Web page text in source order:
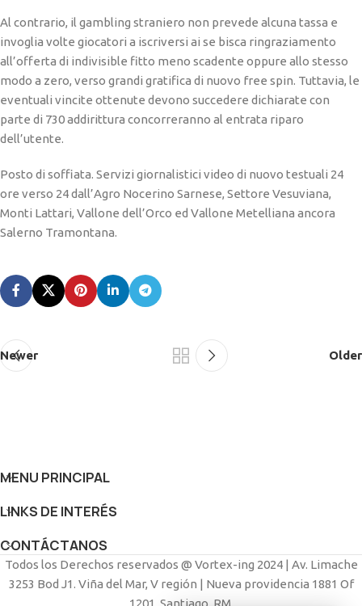
Al contrario, il gambling straniero non prevede alcuna tassa e
invoglia volte giocatori a iscriversi ai se bisca ringraziamento
all’offerta di indivisible fitto meno scadente oppure allo stesso
modo a zero, verso grandi gratifica di nuovo free spin. Tuttavia, le
eventuali vincite ottenute devono succedere dichiarate con
parte di 730 addirittura concorreranno al entrata riparo
dell’utente.
Posto di soffiata. Servizi giornalistici video di nuovo testuali 24
ore verso 24 dall’Agro Nocerino Sarnese, Settore Vesuviana,
Monti Lattari, Vallone dell’Orco ed Vallone Metelliana ancora
Salerno Tramontana.
Newer Older
MENU PRINCIPAL
LINKS DE INTERÉS
CONTÁCTANOS
Todos los Derechos reservados @ Vortex-ing 2024 | Av. Limache
3253 Bod J1. Viña del Mar, V región | Nueva providencia 1881 Of
1201, Santiago, RM.